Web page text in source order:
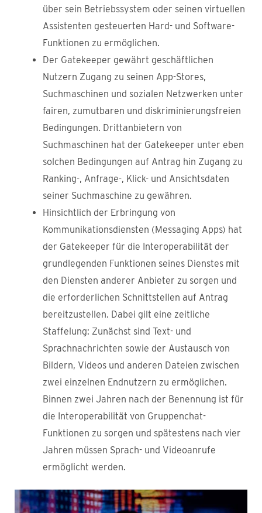
über sein Betriebssystem oder seinen virtuellen
Assistenten gesteuerten Hard- und Software-
Funktionen zu ermöglichen.
Der Gatekeeper gewährt geschäftlichen
Nutzern Zugang zu seinen App-Stores,
Suchmaschinen und sozialen Netzwerken unter
fairen, zumutbaren und diskriminierungsfreien
Bedingungen. Drittanbietern von
Suchmaschinen hat der Gatekeeper unter eben
solchen Bedingungen auf Antrag hin Zugang zu
Ranking-, Anfrage-, Klick- und Ansichtsdaten
seiner Suchmaschine zu gewähren.
Hinsichtlich der Erbringung von
Kommunikationsdiensten (Messaging Apps) hat
der Gatekeeper für die Interoperabilität der
grundlegenden Funktionen seines Dienstes mit
den Diensten anderer Anbieter zu sorgen und
die erforderlichen Schnittstellen auf Antrag
bereitzustellen. Dabei gilt eine zeitliche
Staffelung: Zunächst sind Text- und
Sprachnachrichten sowie der Austausch von
Bildern, Videos und anderen Dateien zwischen
zwei einzelnen Endnutzern zu ermöglichen.
Binnen zwei Jahren nach der Benennung ist für
die Interoperabilität von Gruppenchat-
Funktionen zu sorgen und spätestens nach vier
Jahren müssen Sprach- und Videoanrufe
ermöglicht werden.